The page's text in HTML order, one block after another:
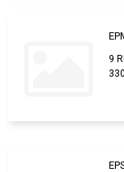
9